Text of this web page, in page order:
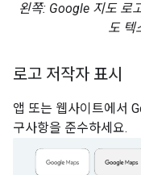
왼쪽: Google 지도 로
도 텍
로고 저작자 표시
앱 또는 웹사이트에서
구사항을 준수하세요.